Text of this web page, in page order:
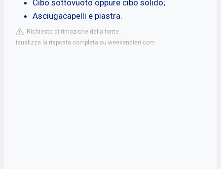
Cibo sottovuoto oppure cibo solido;
Asciugacapelli e piastra.
Richiesta di rimozione della fonte
isualizza la risposta completa su weekendieri.com